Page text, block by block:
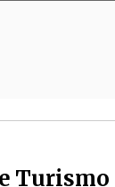
Turismo